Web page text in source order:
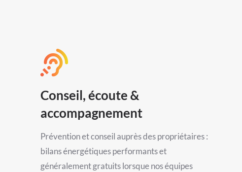
Conseil, écoute &
accompagnement
Prévention et conseil auprès des propriétaires :
bilans énergétiques performants et
généralement gratuits lorsque nos équipes